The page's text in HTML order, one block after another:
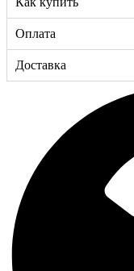
Оплата
Доставка